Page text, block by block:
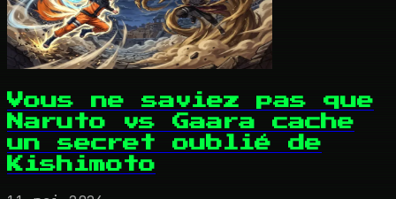
Vous ne saviez pas que
Naruto vs Gaara cache
un secret oublié de
Kishimoto